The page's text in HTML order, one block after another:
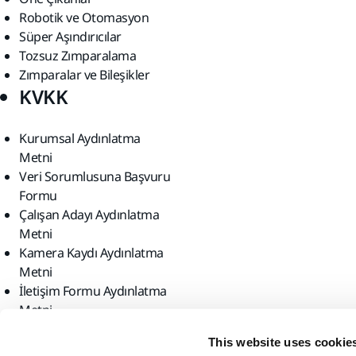
This website uses
Robotik ve Otomasyon
Süper Aşındırıcılar
Tozsuz Zımparalama
Zımparalar ve Bileşikler
KVKK
Kurumsal Aydınlatma
Metni
Veri Sorumlusuna Başvuru
Formu
Çalışan Adayı Aydınlatma
Metni
Kamera Kaydı Aydınlatma
Metni
İletişim Formu Aydınlatma
Metni